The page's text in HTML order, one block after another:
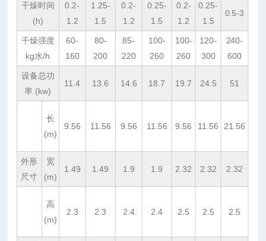
干燥时间
(h)
0.2-
1.2
1.25-
1.5
0.2-
1.2
0.25-
1.5
0.2-
1.2
0.25-
1.5
0.5-3
干燥强度
kg水/h
60-
160
80-
200
85-
220
100-
260
100-
260
120-
300
240-
600
设备总功
率 (kw)
11.4 13.6 14.6 18.7 19.7 24.5 51
长
(m)
9.56 11.56 9.56 11.56 9.56 11.56 21.56
外形
尺寸
宽
(m)
1.49 1.49 1.9 1.9 2.32 2.32 2.32
高
(m)
2.3 2.3 2.4 2.4 2.5 2.5 2.5